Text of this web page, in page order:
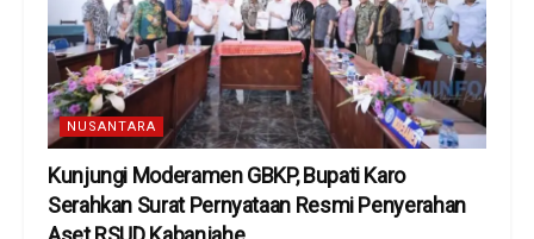
NUSANTARA
Kunjungi Moderamen GBKP, Bupati Karo
Serahkan Surat Pernyataan Resmi Penyerahan